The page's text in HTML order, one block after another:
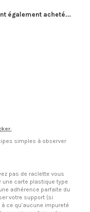
également acheté...
simples à observer
pas de raclette vous
une carte plastique type
adhérence parfaite du
votre support (si
ce qu’aucune impureté